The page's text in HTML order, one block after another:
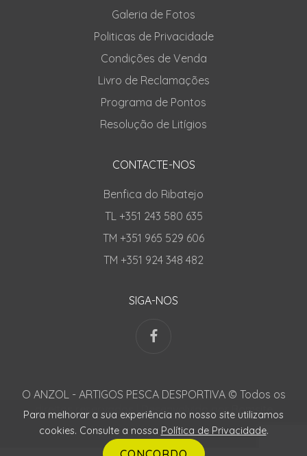
Galeria de Fotos
Politicas de Privacidade
Condições de Venda
Livro de Reclamações
Programa de Pontos
Resolução de Litígios
CONTACTE-NOS
Benfica do Ribatejo
TL +351 243 580 635
TM +351 965 529 606
TM +351 924 348 482
SIGA-NOS
O ANZOL - ARTIGOS PESCA DESPORTIVA © Todos os
direitos reservados | Desenvolvido porBomsite
Para melhorar a sua experiência no nosso site utilizamos
cookies. Consulte a nossa Política de Privacidade.